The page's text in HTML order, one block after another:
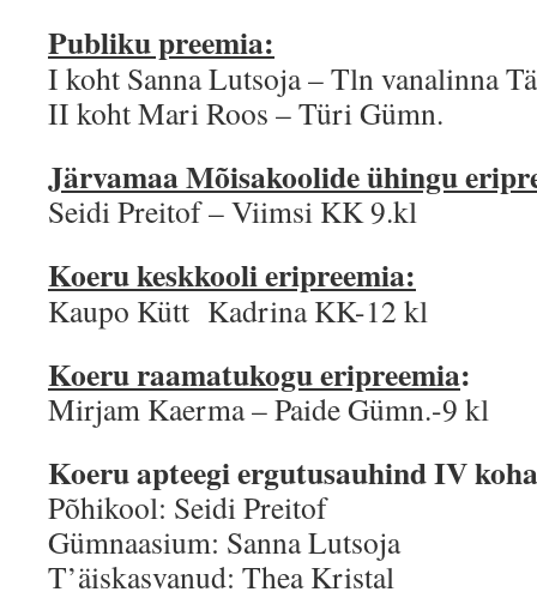
Publiku preemia:
I koht Sanna Lutsoja – Tln vanalinna
II koht Mari Roos – Türi Gümn.
Järvamaa Mõisakoolide ühingu
Seidi Preitof – Viimsi KK 9.kl
Koeru keskkooli eripreemia:
Kaupo Kütt Kadrina KK-12 kl
Koeru raamatukogu eripreemia:
Mirjam Kaerma – Paide Gümn.-9 kl
Koeru apteegi ergutusauhind IV
Põhikool: Seidi Preitof
Gümnaasium: Sanna Lutsoja
T’äiskasvanud: Thea Kristal